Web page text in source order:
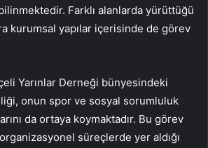
Farklı alanlarda yürüttüğü
kurumsal yapılar içerisinde de görev
Yarınlar Derneği bünyesindeki
onun spor ve sosyal sorumluluk
da ortaya koymaktadır. Bu görev
süreçlerde yer aldığı